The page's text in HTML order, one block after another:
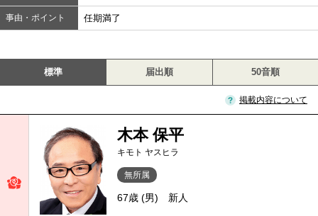
事由・ポイント 任期満了
標準 届出順 50音順
掲載内容について
木本 保平
キモト ヤスヒラ
無所属
67歳 (男) 新人